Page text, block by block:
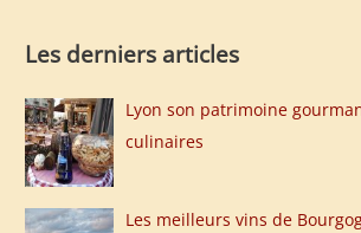
Les derniers articles
Lyon son patrimoine
culinaires
Les meilleurs vins de